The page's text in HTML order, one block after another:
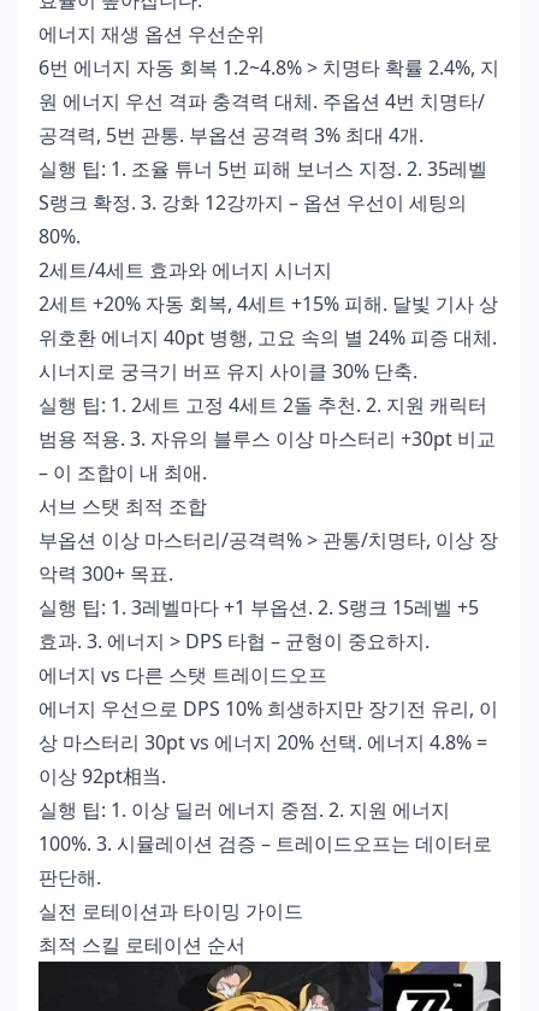
에너지 재생 옵션 우선순위
6번 에너지 자동 회복 1.2~4.8% > 치명타 확률 2.4%, 지
원 에너지 우선 격파 충격력 대체. 주옵션 4번 치명타/
공격력, 5번 관통. 부옵션 공격력 3% 최대 4개.
실행 팁: 1. 조율 튜너 5번 피해 보너스 지정. 2. 35레벨
S랭크 확정. 3. 강화 12강까지 – 옵션 우선이 세팅의
80%.
2세트/4세트 효과와 에너지 시너지
2세트 +20% 자동 회복, 4세트 +15% 피해. 달빛 기사 상
위호환 에너지 40pt 병행, 고요 속의 별 24% 피증 대체.
시너지로 궁극기 버프 유지 사이클 30% 단축.
실행 팁: 1. 2세트 고정 4세트 2돌 추천. 2. 지원 캐릭터
범용 적용. 3. 자유의 블루스 이상 마스터리 +30pt 비교
– 이 조합이 내 최애.
서브 스탯 최적 조합
부옵션 이상 마스터리/공격력% > 관통/치명타, 이상 장
악력 300+ 목표.
실행 팁: 1. 3레벨마다 +1 부옵션. 2. S랭크 15레벨 +5
효과. 3. 에너지 > DPS 타협 – 균형이 중요하지.
에너지 vs 다른 스탯 트레이드오프
에너지 우선으로 DPS 10% 희생하지만 장기전 유리, 이
상 마스터리 30pt vs 에너지 20% 선택. 에너지 4.8% =
이상 92pt相当.
실행 팁: 1. 이상 딜러 에너지 중점. 2. 지원 에너지
100%. 3. 시뮬레이션 검증 – 트레이드오프는 데이터로
판단해.
실전 로테이션과 타이밍 가이드
최적 스킬 로테이션 순서